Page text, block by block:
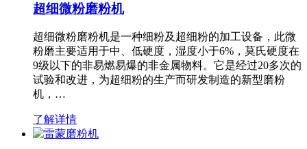
超细微粉磨粉机
超细微粉磨粉机是一种细粉及超细粉的加工设备，此微
粉磨主要适用于中、低硬度，湿度小于6%，莫氏硬度在
9级以下的非易燃易爆的非金属物料。它是经过20多次的
试验和改进，为超细粉的生产而研发制造的新型磨粉
机，…
了解详情